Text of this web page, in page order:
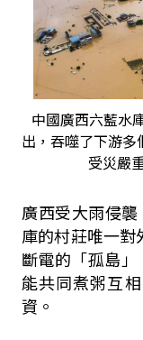
中國廣西六藍水
出，吞噬了下游多
受災嚴
廣西受大雨侵
庫的村莊唯一對
斷電的「孤島
能共同煮粥互
資。